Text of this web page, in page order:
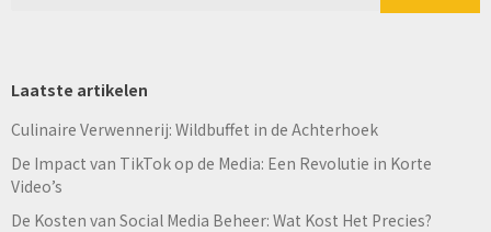
Laatste artikelen
Culinaire Verwennerij: Wildbuffet in de Achterhoek
De Impact van TikTok op de Media: Een Revolutie in Korte
Video’s
De Kosten van Social Media Beheer: Wat Kost Het Precies?